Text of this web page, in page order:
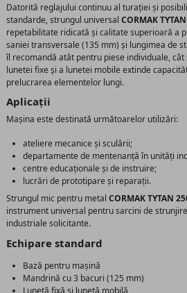
Datorită reglajului continuu al turației și
standarde, strungul universal CORMAK
repetabilitate ridicată și calitate superioară a
saniei transversale (135 mm) și lungimea de
îl recomandă atât pentru piese individuale,
lunetei fixe și a lunetei mobile extinde
prelucrarea elementelor lungi.
Aplicații
Mașina este destinată următoarelor utilizări:
ateliere mecanice și sculării;
departamente de mentenanță în unități
centre educaționale și de instruire;
lucrări de prototipare și reparații.
Strungul mic pentru metal CORMAK TYTAN
instrument universal pentru sarcini de
industriale solicitante.
Echipare standard
Bază pentru mașină
Mandrină cu 3 bacuri (125 mm)
Lunetă fixă și lunetă mobilă